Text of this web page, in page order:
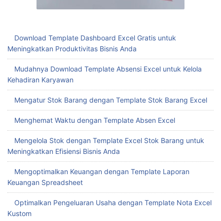
Download Template Dashboard Excel Gratis untuk
Meningkatkan Produktivitas Bisnis Anda
Mudahnya Download Template Absensi Excel untuk Kelola
Kehadiran Karyawan
Mengatur Stok Barang dengan Template Stok Barang Excel
Menghemat Waktu dengan Template Absen Excel
Mengelola Stok dengan Template Excel Stok Barang untuk
Meningkatkan Efisiensi Bisnis Anda
Mengoptimalkan Keuangan dengan Template Laporan
Keuangan Spreadsheet
Optimalkan Pengeluaran Usaha dengan Template Nota Excel
Kustom